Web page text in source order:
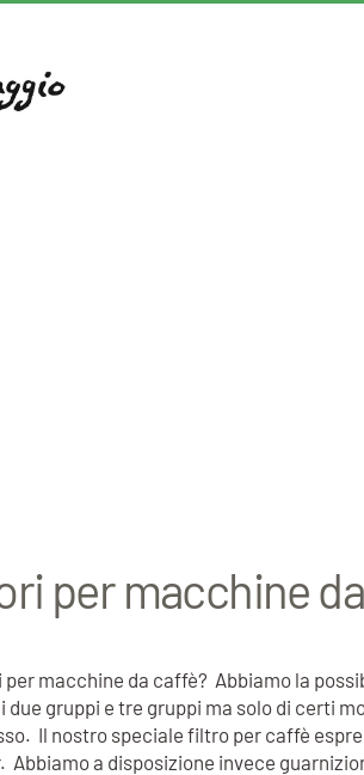
per macchine
per macchine da caffè? Abbiamo la
due gruppi e tre gruppi ma solo di certi
Il nostro speciale filtro per caffè
Abbiamo a disposizione invece